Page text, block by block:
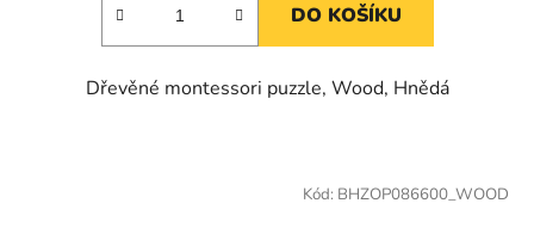
DO KOŠÍKU
Dřevěné montessori puzzle, Wood, Hnědá
Kód: BHZOP086600_WOOD